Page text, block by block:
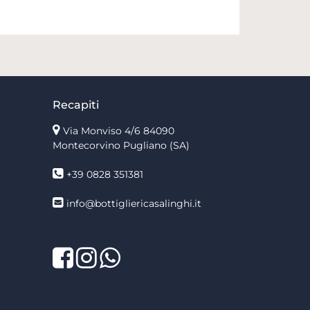
senza pregiudicare la liceità del trattamento
revoca;
scritta inviata a Bottiglieri Casalinghi s.r.l., all’indirizzo
mail pec bottiglieri.cash@pec.it.
Recapiti
Via Monviso 4/6 84090
Montecorvino Pugliano (SA)
+39 0828 351381
info@bottigliericasalinghi.it
Facebook
TwitterLinkedIn